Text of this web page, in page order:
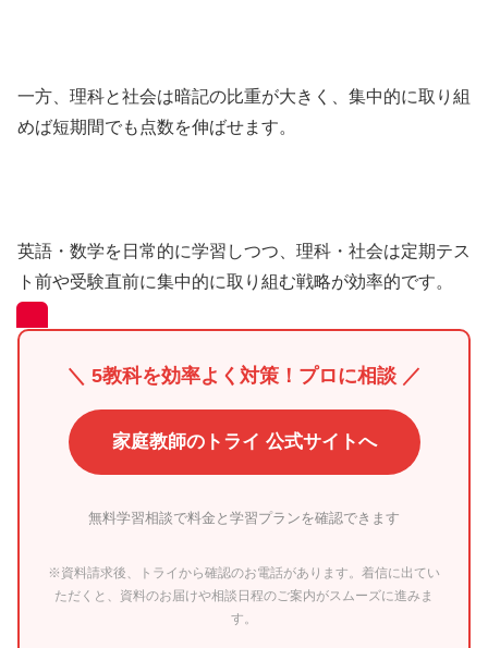
一方、理科と社会は暗記の比重が大きく、集中的に取り組
めば短期間でも点数を伸ばせます。
英語・数学を日常的に学習しつつ、理科・社会は定期テス
ト前や受験直前に集中的に取り組む戦略が効率的です。
＼ 5教科を効率よく対策！プロに相談 ／
家庭教師のトライ 公式サイトへ
無料学習相談で料金と学習プランを確認できます
※資料請求後、トライから確認のお電話があります。着信に出てい
ただくと、資料のお届けや相談日程のご案内がスムーズに進みま
す。